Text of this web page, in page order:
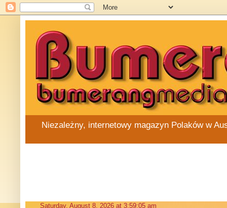
Niezależny, internetowy magazyn Polaków w